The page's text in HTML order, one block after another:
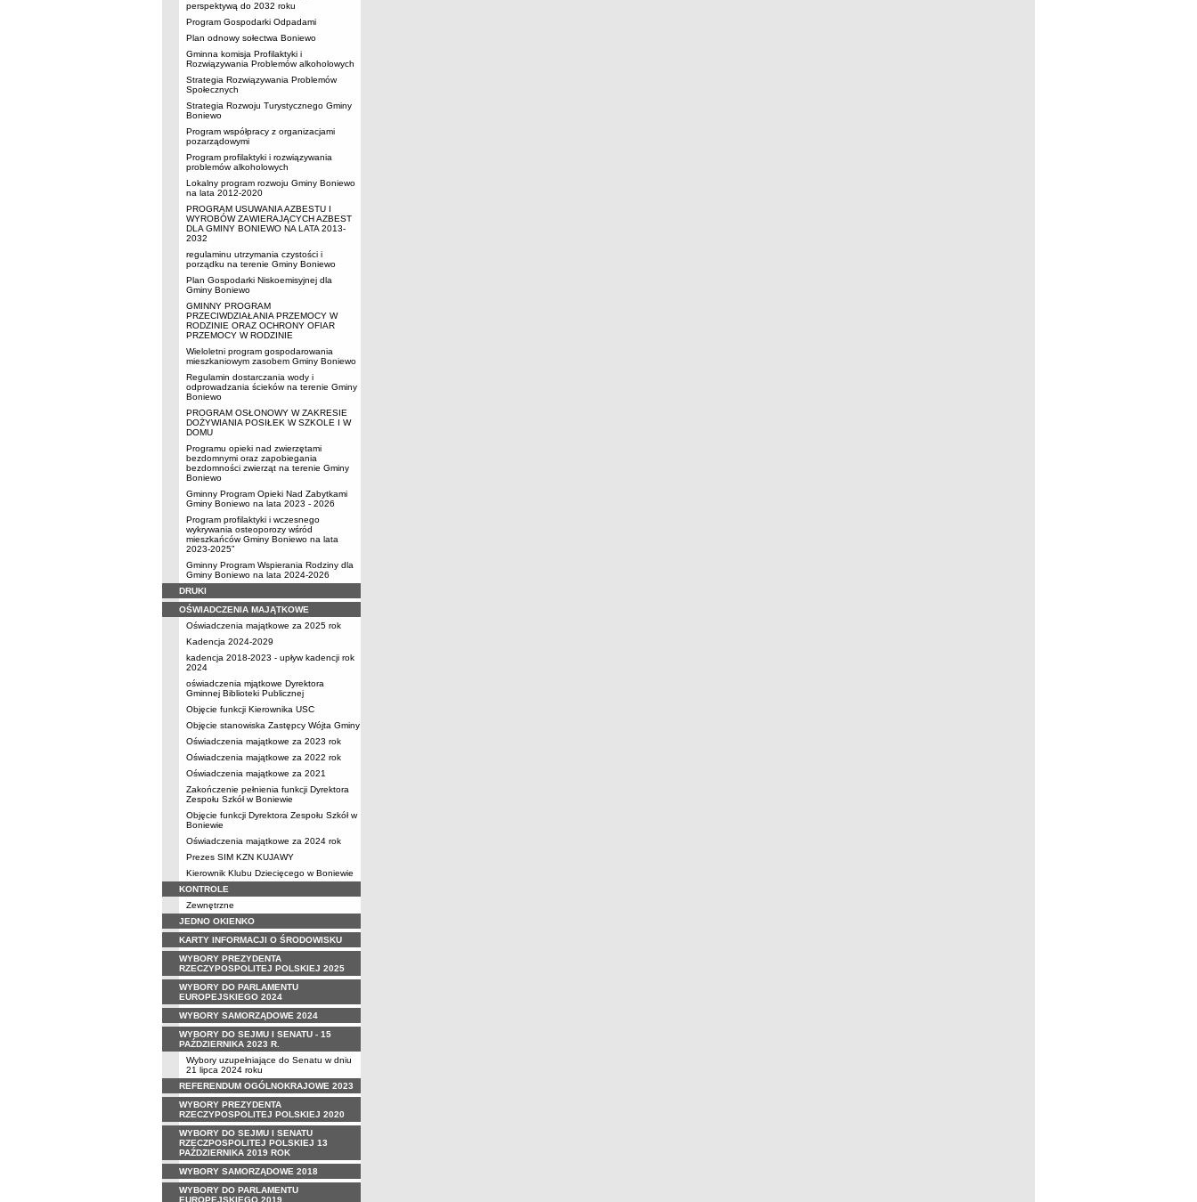
perspektywą do 2032 roku
Program Gospodarki Odpadami
Plan odnowy sołectwa Boniewo
Gminna komisja Profilaktyki i
Rozwiązywania Problemów alkoholowych
Strategia Rozwiązywania Problemów
Społecznych
Strategia Rozwoju Turystycznego Gminy
Boniewo
Program współpracy z organizacjami
pozarządowymi
Program profilaktyki i rozwiązywania
problemów alkoholowych
Lokalny program rozwoju Gminy Boniewo
na lata 2012-2020
PROGRAM USUWANIA AZBESTU I
WYROBÓW ZAWIERAJĄCYCH AZBEST
DLA GMINY BONIEWO NA LATA 2013-
2032
regulaminu utrzymania czystości i
porządku na terenie Gminy Boniewo
Plan Gospodarki Niskoemisyjnej dla
Gminy Boniewo
GMINNY PROGRAM
PRZECIWDZIAŁANIA PRZEMOCY W
RODZINIE ORAZ OCHRONY OFIAR
PRZEMOCY W RODZINIE
Wieloletni program gospodarowania
mieszkaniowym zasobem Gminy Boniewo
Regulamin dostarczania wody i
odprowadzania ścieków na terenie Gminy
Boniewo
PROGRAM OSŁONOWY W ZAKRESIE
DOŻYWIANIA POSIŁEK W SZKOLE I W
DOMU
Programu opieki nad zwierzętami
bezdomnymi oraz zapobiegania
bezdomności zwierząt na terenie Gminy
Boniewo
Gminny Program Opieki Nad Zabytkami
Gminy Boniewo na lata 2023 - 2026
Program profilaktyki i wczesnego
wykrywania osteoporozy wśród
mieszkańców Gminy Boniewo na lata
2023-2025”
Gminny Program Wspierania Rodziny dla
Gminy Boniewo na lata 2024-2026
DRUKI
OŚWIADCZENIA MAJĄTKOWE
Oświadczenia majątkowe za 2025 rok
Kadencja 2024-2029
kadencja 2018-2023 - upływ kadencji rok
2024
oświadczenia mjątkowe Dyrektora
Gminnej Biblioteki Publicznej
Objęcie funkcji Kierownika USC
Objęcie stanowiska Zastępcy Wójta Gminy
Oświadczenia majątkowe za 2023 rok
Oświadczenia majątkowe za 2022 rok
Oświadczenia majątkowe za 2021
Zakończenie pełnienia funkcji Dyrektora
Zespołu Szkół w Boniewie
Objęcie funkcji Dyrektora Zespołu Szkół w
Boniewie
Oświadczenia majątkowe za 2024 rok
Prezes SIM KZN KUJAWY
Kierownik Klubu Dziecięcego w Boniewie
KONTROLE
Zewnętrzne
JEDNO OKIENKO
KARTY INFORMACJI O ŚRODOWISKU
WYBORY PREZYDENTA
RZECZYPOSPOLITEJ POLSKIEJ 2025
WYBORY DO PARLAMENTU
EUROPEJSKIEGO 2024
WYBORY SAMORZĄDOWE 2024
WYBORY DO SEJMU I SENATU - 15
PAŹDZIERNIKA 2023 R.
Wybory uzupełniające do Senatu w dniu
21 lipca 2024 roku
REFERENDUM OGÓLNOKRAJOWE 2023
WYBORY PREZYDENTA
RZECZYPOSPOLITEJ POLSKIEJ 2020
WYBORY DO SEJMU I SENATU
RZECZPOSPOLITEJ POLSKIEJ 13
PAŹDZIERNIKA 2019 ROK
WYBORY SAMORZĄDOWE 2018
WYBORY DO PARLAMENTU
EUROPEJSKIEGO 2019